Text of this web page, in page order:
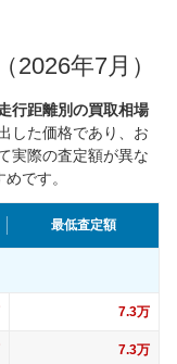
2026年7月）
行距離別の買取相場
した価格であり、お
実際の査定額が異な
です。
最低査定額
7.3万
7.3万